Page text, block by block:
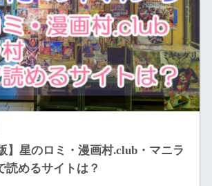
】星のロミ・漫画村.club・マニラ
読めるサイトは？